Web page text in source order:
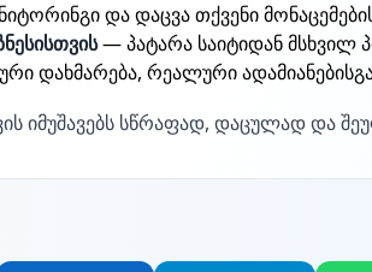
და დაცვა თქვენი
— პატარა საიტიდან მსხვილ
დახმარება, რეალური
იმუშავებს სწრაფად, დაცულად და